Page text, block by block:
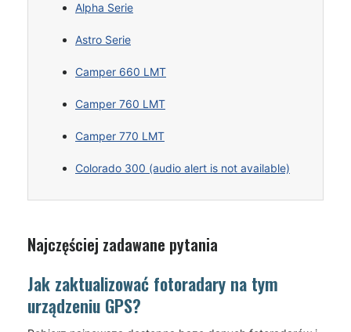
Alpha Serie
Astro Serie
Camper 660 LMT
Camper 760 LMT
Camper 770 LMT
Colorado 300 (audio alert is not available)
Najczęściej zadawane pytania
Jak zaktualizować fotoradary na tym
urządzeniu GPS?